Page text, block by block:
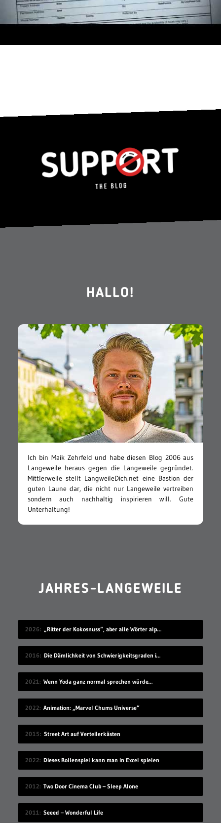
HALLO!
Ich bin Maik Zehrfeld und habe diesen Blog 2006 aus
Langeweile heraus gegen die Langeweile gegründet.
Mittlerweile stellt LangweileDich.net eine Bastion der
guten Laune dar, die nicht nur Langeweile vertreiben
sondern auch nachhaltig inspirieren will. Gute
Unterhaltung!
JAHRES-LANGEWEILE
2026 „Ritter der Kokosnuss“, aber alle Wörter alphabetisch sortiert
2016 Die Dämlichkeit von Schwierigkeitsgraden in Videospielen
2021 Wenn Yoda ganz normal sprechen würde…
2022 Animation: „Marvel Chums Universe“
2015 Street Art auf Verteilerkästen
2022 Dieses Rollenspiel kann man in Excel spielen
2012 Two Door Cinema Club – Sleep Alone
2011 Seeed – Wonderful Life